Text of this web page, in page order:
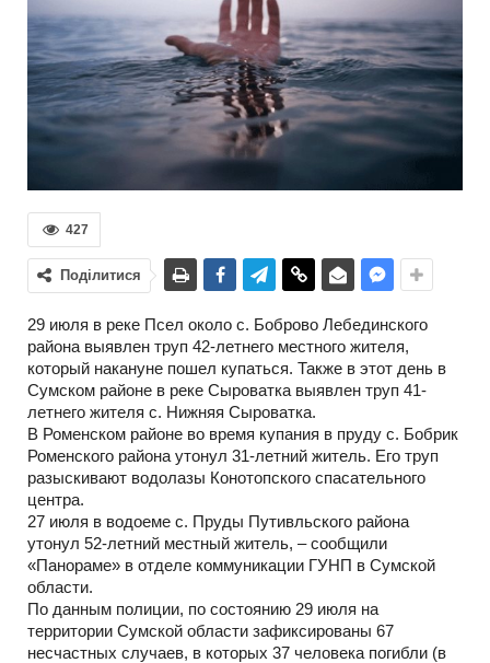
427
Поділитися
29 июля в реке Псел около с. Боброво Лебединского
района выявлен труп 42-летнего местного жителя,
который накануне пошел купаться. Также в этот день в
Сумском районе в реке Сыроватка выявлен труп 41-
летнего жителя с. Нижняя Сыроватка.
В Роменском районе во время купания в пруду с. Бобрик
Роменского района утонул 31-летний житель. Его труп
разыскивают водолазы Конотопского спасательного
центра.
27 июля в водоеме с. Пруды Путивльского района
утонул 52-летний местный житель, – сообщили
«Панораме» в отделе коммуникации ГУНП в Сумской
области.
По данным полиции, по состоянию 29 июля на
территории Сумской области зафиксированы 67
несчастных случаев, в которых 37 человека погибли (в